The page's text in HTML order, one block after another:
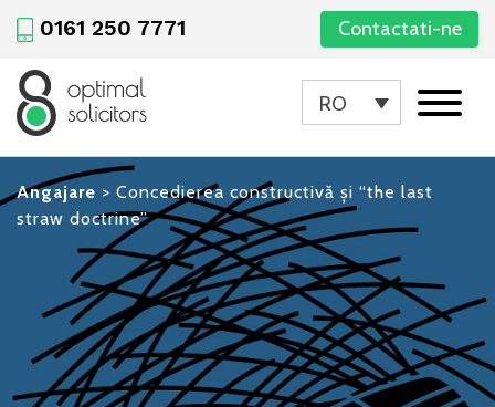
0161 250 7771 Contactati-ne
RO
Angajare > Concedierea constructivă și “the last
straw doctrine”